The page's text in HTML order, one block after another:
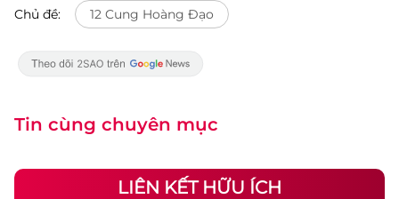
Chủ đề: 12 Cung Hoàng Đạo
Tin cùng chuyên mục
LIÊN KẾT HỮU ÍCH